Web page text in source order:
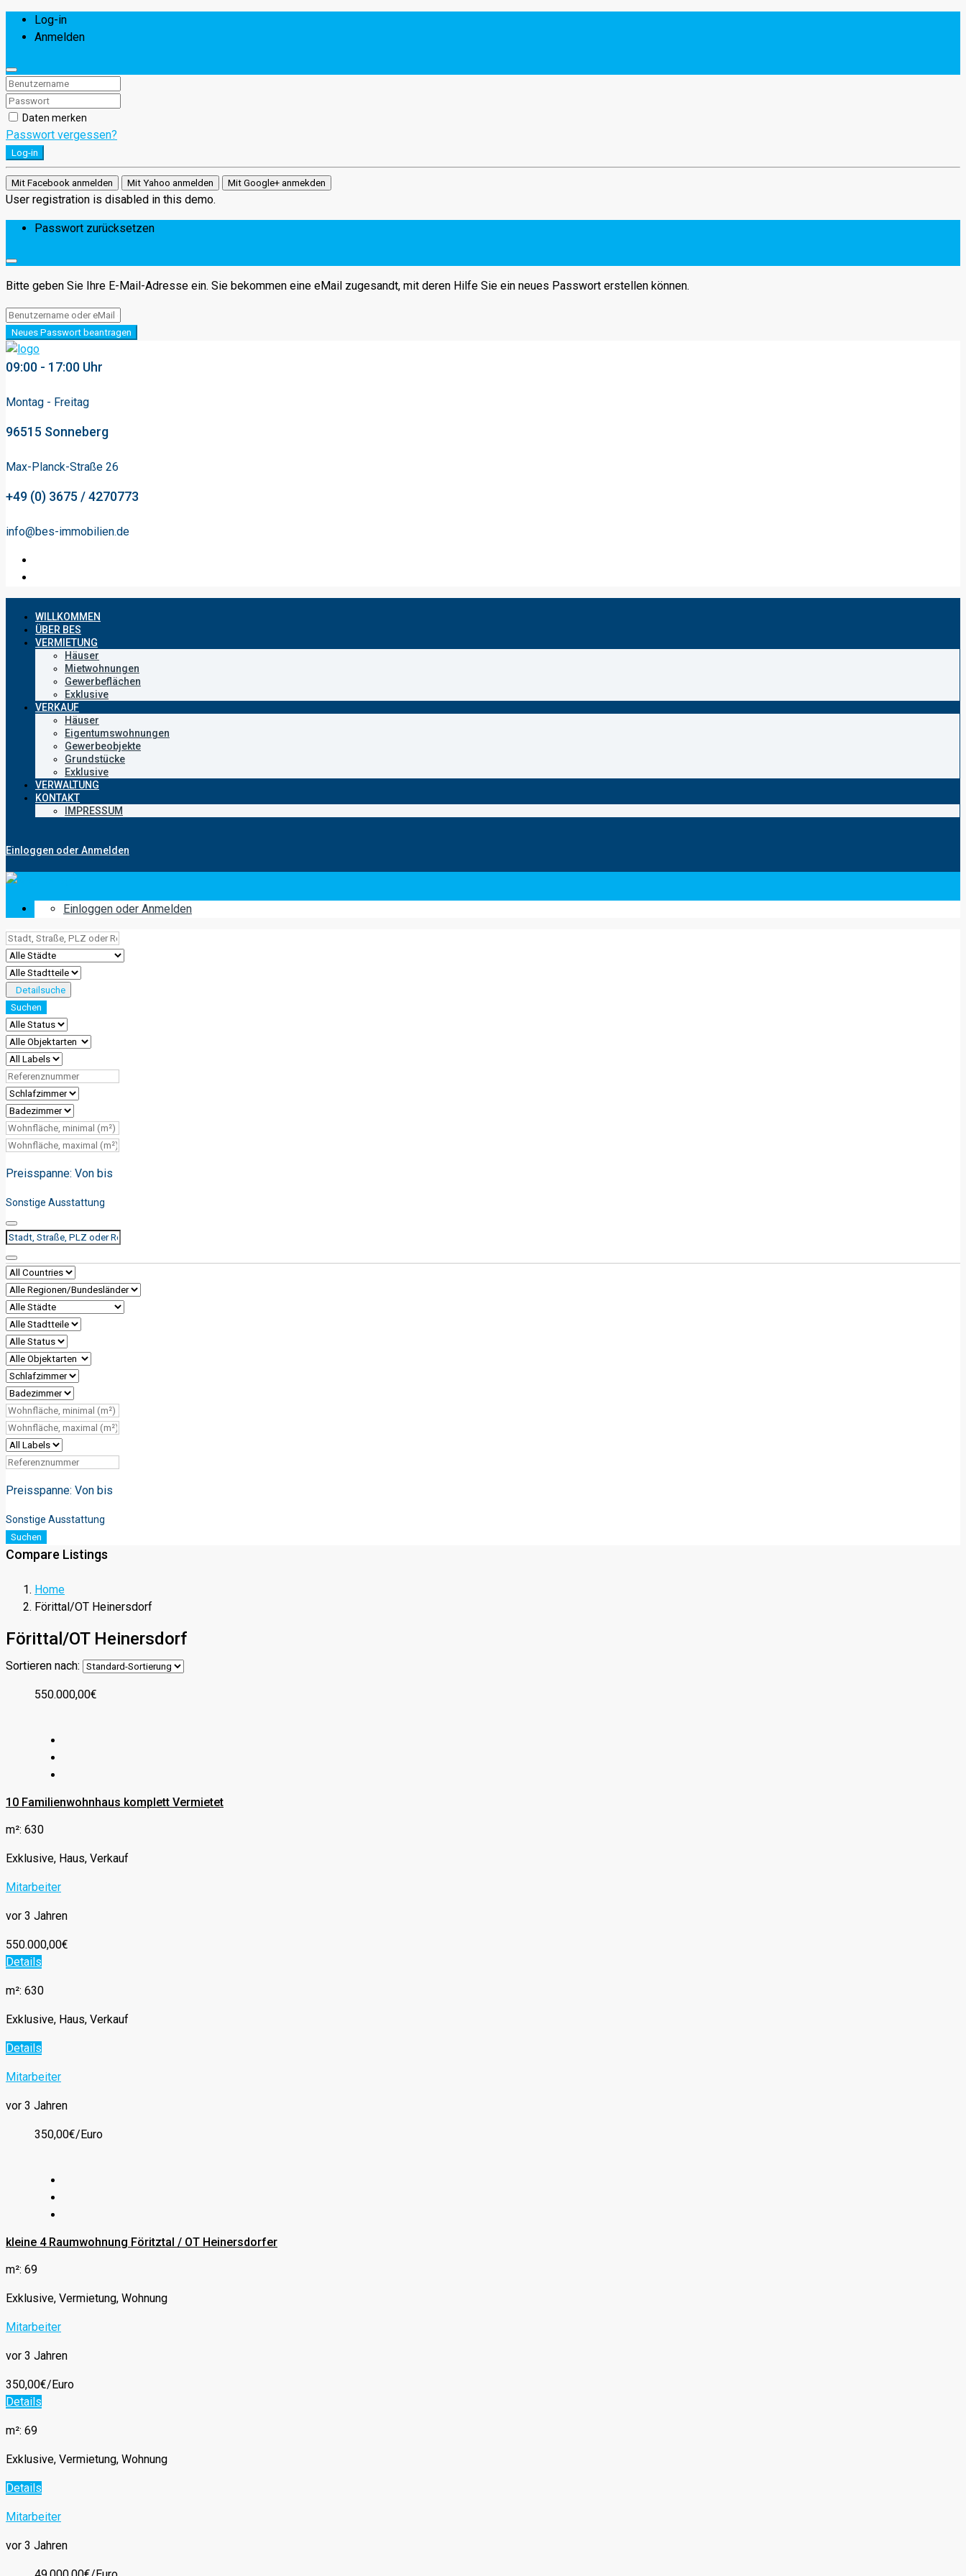
Log-in
Anmelden
Daten merken
Passwort vergessen?
Log-in
Mit Facebook anmelden Mit Yahoo anmelden Mit Google+ anmekden
User registration is disabled in this demo.
Passwort zurücksetzen
Bitte geben Sie Ihre E-Mail-Adresse ein. Sie bekommen eine eMail zugesandt, mit deren Hilfe Sie ein neues Passwort erstellen können.
Neues Passwort beantragen
09:00 - 17:00 Uhr
Montag - Freitag
96515 Sonneberg
Max-Planck-Straße 26
+49 (0) 3675 / 4270773
info@bes-immobilien.de
WILLKOMMEN
ÜBER BES
VERMIETUNG
Häuser
Mietwohnungen
Gewerbeflächen
Exklusive
VERKAUF
Häuser
Eigentumswohnungen
Gewerbeobjekte
Grundstücke
Exklusive
VERWALTUNG
KONTAKT
IMPRESSUM
Einloggen oder Anmelden
Einloggen oder Anmelden
Detailsuche
Suchen
Preisspanne: Von bis
Sonstige Ausstattung
Preisspanne: Von bis
Sonstige Ausstattung
Suchen
Compare Listings
Home
Förittal/OT Heinersdorf
Förittal/OT Heinersdorf
Sortieren nach:
550.000,00€
10 Familienwohnhaus komplett Vermietet
m²: 630
Exklusive, Haus, Verkauf
Mitarbeiter
vor 3 Jahren
550.000,00€
Details
m²: 630
Exklusive, Haus, Verkauf
Details
Mitarbeiter
vor 3 Jahren
350,00€/Euro
kleine 4 Raumwohnung Föritztal / OT Heinersdorfer
m²: 69
Exklusive, Vermietung, Wohnung
Mitarbeiter
vor 3 Jahren
350,00€/Euro
Details
m²: 69
Exklusive, Vermietung, Wohnung
Details
Mitarbeiter
vor 3 Jahren